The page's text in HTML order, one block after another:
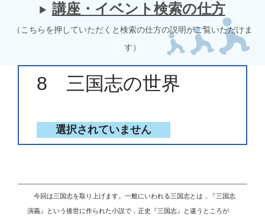
講座・イベント検索の仕方
（こちらを押していただくと検索の仕方の説明がご覧いただけま
す）
8 三国志の世界
選択されていません
今回は三国志を取り上げます。一般にいわれる三国志とは，『三国志
演義』という後世に作られた小説で，正史『三国志』と違うところが